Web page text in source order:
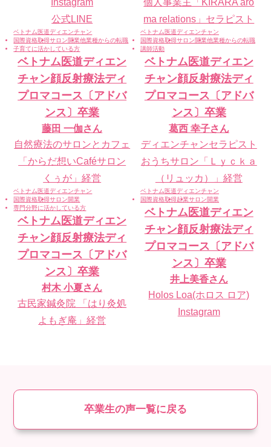
Instagram
公式LINE
個人事業主「KIRARA aro
ma relations」セラピスト
ベトナム医道ディエンチャン
国際資格取得サロン開業他業種からの転職
子育てに活かしている方
ベトナム医道ディエン
チャン顔反射療法ディ
プロマコース〔アドバ
ンス〕卒業
藤田 一伽さん
自然療法のサロンとカフェ
「からだ想いCaféサロン
くぅが」経営
ベトナム医道ディエンチャン
国際資格取得サロン開業他業種からの転職
講師活動
ベトナム医道ディエン
チャン顔反射療法ディ
プロマコース〔アドバ
ンス〕卒業
葛西 幸子さん
ディエンチャンセラピスト
おうちサロン「Ｌｙｃｋａ
（リュッカ）」経営
ベトナム医道ディエンチャン
国際資格取得サロン開業
専門分野に活かしている方
ベトナム医道ディエン
チャン顔反射療法ディ
プロマコース〔アドバ
ンス〕卒業
村木 小夏さん
古民家鍼灸院 「はり灸処
よもぎ庵」経営
ベトナム医道ディエンチャン
国際資格取得起業サロン開業
ベトナム医道ディエン
チャン顔反射療法ディ
プロマコース〔アドバ
ンス〕卒業
井上美香さん
Holos Loa(ホロス ロア)
Instagram
卒業生の声一覧に戻る